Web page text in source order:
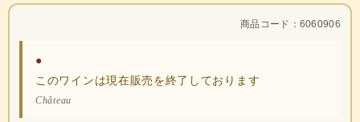
商品コード：6060906
●
このワインは現在販売を終了しております
Château